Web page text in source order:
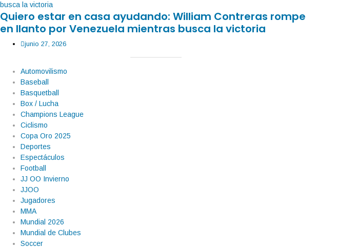
Quiero estar en casa ayudando: William Contreras rompe
en llanto por Venezuela mientras busca la victoria
junio 27, 2026
Automovilismo
Baseball
Basquetball
Box / Lucha
Champions League
Ciclismo
Copa Oro 2025
Deportes
Espectáculos
Football
JJ OO Invierno
JJOO
Jugadores
MMA
Mundial 2026
Mundial de Clubes
Soccer